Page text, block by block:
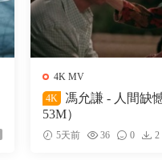
4K MV
4K
馮允謙 - 人間缺
53M）
5天前 36 0 2